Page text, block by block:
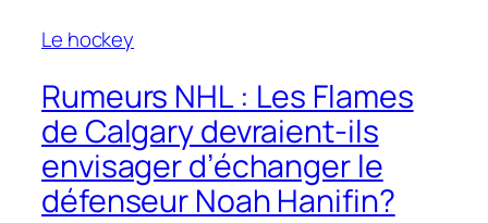
Le hockey
Rumeurs NHL : Les Flames
de Calgary devraient-ils
envisager d’échanger le
défenseur Noah Hanifin?